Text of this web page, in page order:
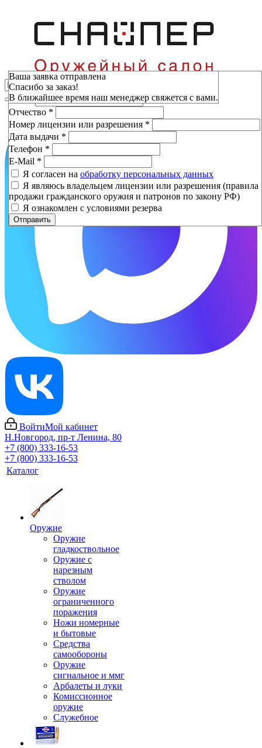
ВойтиМой кабинет
Н.Новгород, пр-т Ленина, 80
+7 (800) 333-16-53
+7 (800) 333-16-53
Каталог
Оружие
Оружие
гладкоствольное
Оружие с
нарезным
стволом
Оружие
ограниченного
поражения
Ножи номерные
и бытовые
Средства
самообороны
Оружие
сигнальное и ммг
Арбалеты и луки
Комиссионное
оружие
Служебное
Зарезервировать
Фамилия*
Имя*
Отчество *
Номер лицензии или разрешения *
Дата выдачи *
Телефон *
E-Mail *
Я согласен на обработку персональных данных
Я являюсь владельцем лицензии или разрешения (правила
продажи гражданского оружия и патронов по закону РФ)
Я ознакомлен с условиями резерва
Отправить
Ваша заявка отправлена
Спасибо за заказ!
В ближайшее время наш менеджер свяжется с вами.